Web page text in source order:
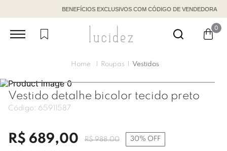
BENEFÍCIOS EXCLUSIVOS COM CÓDIGO DE VENDEDORA
0
Roupas Vestidos
Vestido detalhe bicolor tecido preto
Código: 65911587
R$ 689,00 R$ 988,00 30% OFF